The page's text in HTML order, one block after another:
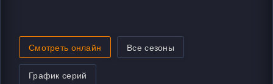
Смотреть онлайн Все сезоны
График серий